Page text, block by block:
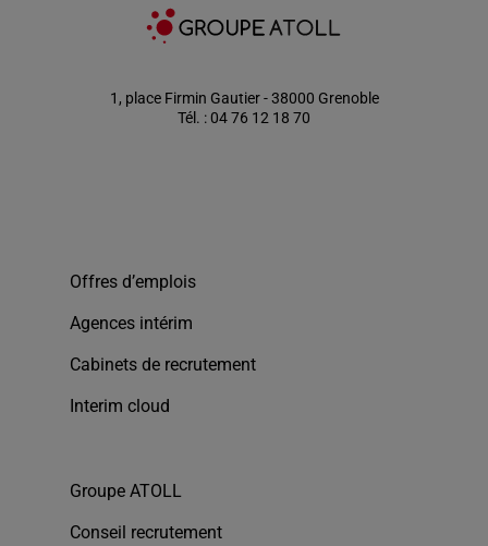
1, place Firmin Gautier - 38000 Grenoble
Tél. : 04 76 12 18 70
Offres d’emplois
Agences intérim
Cabinets de recrutement
Interim cloud
Groupe ATOLL
Conseil recrutement